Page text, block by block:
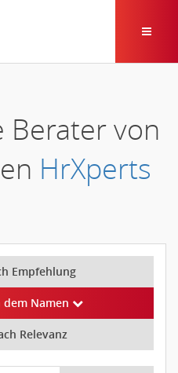
Berater von
HrXperts
Empfehlung
Namen
Relevanz